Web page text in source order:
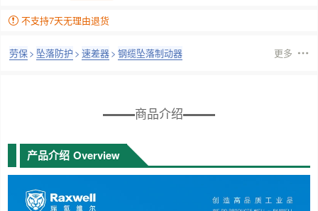
不支持7天无理由退货
劳保> 坠落防护 > 速差器> 钢缆坠落制动器 更多
商品介绍
产品介绍 Overview